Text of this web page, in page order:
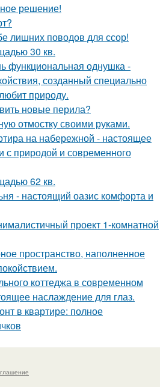
решение!
лишних поводов для ссор!
30 кв.
функциональная однушка -
созданный специально
природу.
новые перила?
отмостку своими руками.
на набережной - настоящее
с природой и современного
62 кв.
- настоящий оазис комфорта и
проект 1-комнатной
пространство, наполненное
коттеджа в современном
наслаждение для глаз.
в квартире: полное